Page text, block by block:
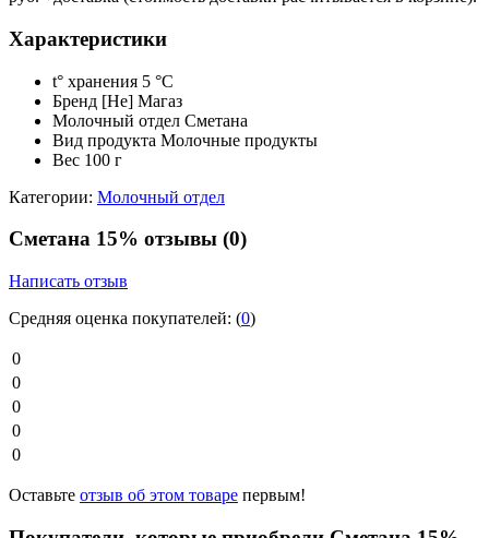
Характеристики
t° хранения 5 °C
Бренд [Не] Магаз
Молочный отдел Сметана
Вид продукта Молочные продукты
Вес 100 г
Категории: Молочный отдел
Сметана 15% отзывы (0)
Написать отзыв
Средняя оценка покупателей: (0)
0
0
0
0
0
Оставьте отзыв об этом товаре первым!